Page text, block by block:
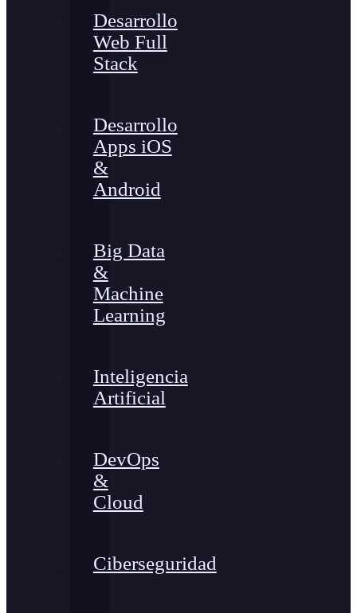
Desarrollo
Web Full
Stack
Desarrollo
Apps iOS
&
Android
Big Data
&
Machine
Learning
Inteligencia
Artificial
DevOps
&
Cloud
Ciberseguridad